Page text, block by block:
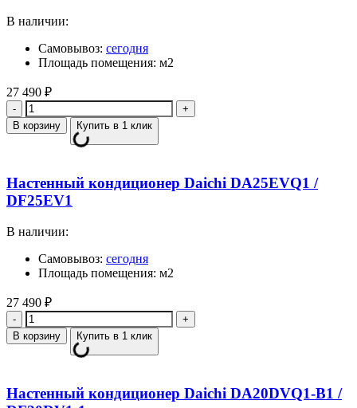
В наличии:
Самовывоз: сегодня
Площадь помещения: м2
27 490 ₽
Количество
В корзину Купить в 1 клик
Настенный кондиционер Daichi DA25EVQ1 /
DF25EV1
В наличии:
Самовывоз: сегодня
Площадь помещения: м2
27 490 ₽
Количество
В корзину Купить в 1 клик
Настенный кондиционер Daichi DA20DVQ1-B1 /